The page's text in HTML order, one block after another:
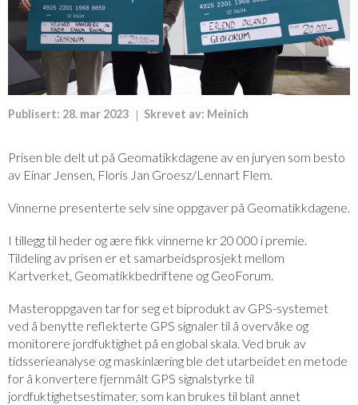
Publisert: 28. mar 2023 Skrevet av: Meinich
Prisen ble delt ut på Geomatikkdagene av en juryen som besto
av Einar Jensen, Floris Jan Groesz/Lennart Flem.
Vinnerne presenterte selv sine oppgaver på Geomatikkdagene.
I tillegg til heder og ære fikk vinnerne kr 20 000 i premie.
Tildeling av prisen er et samarbeidsprosjekt mellom
Kartverket, Geomatikkbedriftene og GeoForum.
Masteroppgaven tar for seg et biprodukt av GPS-systemet
ved å benytte reflekterte GPS signaler til å overvåke og
monitorere jordfuktighet på en global skala. Ved bruk av
tidsserieanalyse og maskinlæring ble det utarbeidet en metode
for å konvertere fjernmålt GPS signalstyrke til
jordfuktighetsestimater, som kan brukes til blant annet